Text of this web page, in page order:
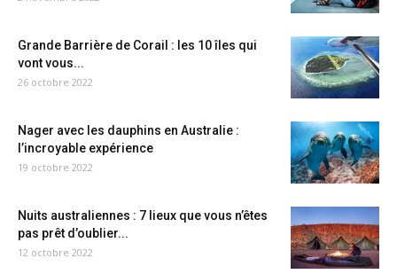
Grande Barrière de Corail : les 10 îles qui
vont vous...
26 octobre 2022
Nager avec les dauphins en Australie :
l’incroyable expérience
19 octobre 2022
Nuits australiennes : 7 lieux que vous n’êtes
pas prêt d’oublier...
12 octobre 2022